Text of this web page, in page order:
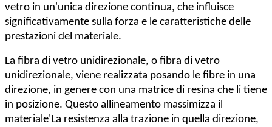
vetro in un'unica direzione continua, che influisce
significativamente sulla forza e le caratteristiche delle
prestazioni del materiale.
La fibra di vetro unidirezionale, o fibra di vetro
unidirezionale, viene realizzata posando le fibre in una
direzione, in genere con una matrice di resina che li tiene
in posizione. Questo allineamento massimizza il
materiale' La resistenza alla trazione in quella direzione,